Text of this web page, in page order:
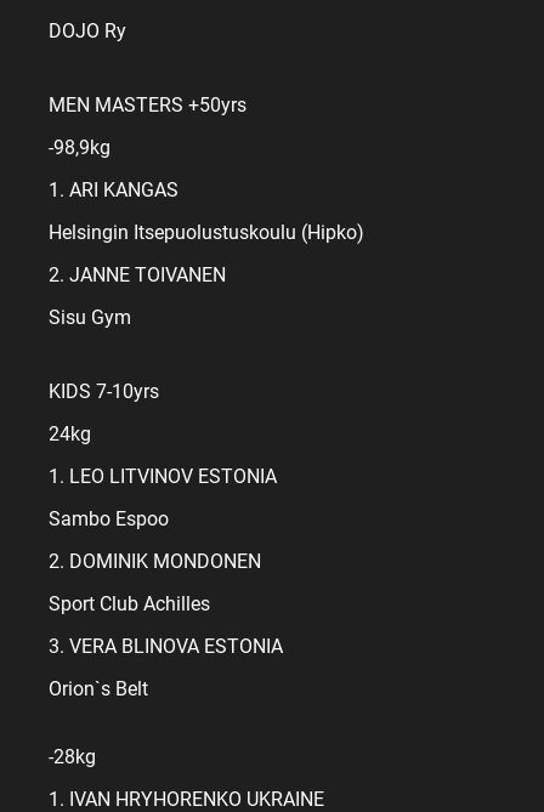
DOJO Ry
MEN MASTERS +50yrs
-98,9kg
1. ARI KANGAS
Helsingin Itsepuolustuskoulu (Hipko)
2. JANNE TOIVANEN
Sisu Gym
KIDS 7-10yrs
24kg
1. LEO LITVINOV ESTONIA
Sambo Espoo
2. DOMINIK MONDONEN
Sport Club Achilles
3. VERA BLINOVA ESTONIA
Orion`s Belt
-28kg
1. IVAN HRYHORENKO UKRAINE